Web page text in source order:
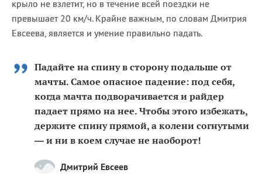
крыло не взлетит, но в течение всей поездки не
превышает 20 км/ч. Крайне важным, по словам Дмитрия
Евсеева, является и умение правильно падать.
Падайте на спину в сторону подальше от
мачты. Самое опасное падение: под себя,
когда мачта подворачивается и райдер
падает прямо на нее. Чтобы этого избежать,
держите спину прямой, а колени согнутыми
— и ни в коем случае не наоборот!
Дмитрий Евсеев